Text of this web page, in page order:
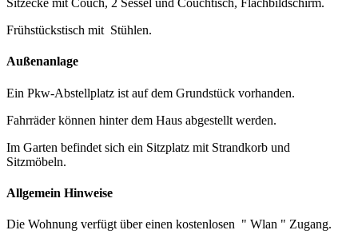
Sitzecke mit Couch, 2 Sessel und Couchtisch, Flachbildschirm.
Frühstückstisch mit Stühlen.
Außenanlage
Ein Pkw-Abstellplatz ist auf dem Grundstück vorhanden.
Fahrräder können hinter dem Haus abgestellt werden.
Im Garten befindet sich ein Sitzplatz mit Strandkorb und
Sitzmöbeln.
Allgemein Hinweise
Die Wohnung verfügt über einen kostenlosen " Wlan " Zugang.